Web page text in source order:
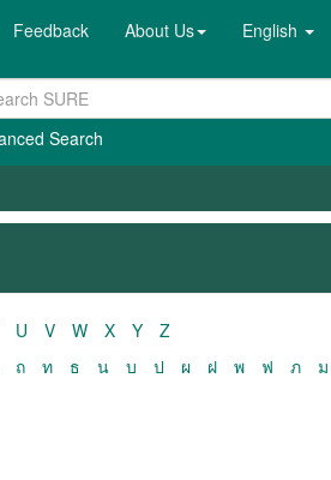
Feedback About Us English
Search
U V W X Y
Z
ถ ท ธ น บ ป ผ ฝ พ ฟ ภ ม